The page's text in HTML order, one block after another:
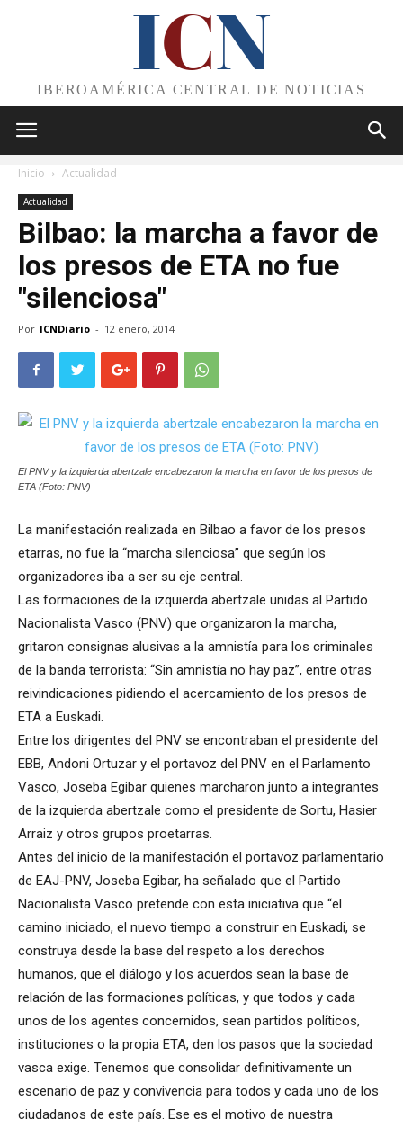
ICN
IBEROAMÉRICA CENTRAL DE NOTICIAS
Inicio Actualidad
Actualidad
Bilbao: la marcha a favor de
los presos de ETA no fue
"silenciosa"
Por ICNDiario - 12 enero, 2014
El PNV y la izquierda abertzale encabezaron la marcha en favor de los presos de
ETA (Foto: PNV)
La manifestación realizada en Bilbao a favor de los presos
etarras, no fue la “marcha silenciosa” que según los
organizadores iba a ser su eje central.
Las formaciones de la izquierda abertzale unidas al Partido
Nacionalista Vasco (PNV) que organizaron la marcha,
gritaron consignas alusivas a la amnistía para los criminales
de la banda terrorista: “Sin amnistía no hay paz”, entre otras
reivindicaciones pidiendo el acercamiento de los presos de
ETA a Euskadi.
Entre los dirigentes del PNV se encontraban el presidente del
EBB, Andoni Ortuzar y el portavoz del PNV en el Parlamento
Vasco, Joseba Egibar quienes marcharon junto a integrantes
de la izquierda abertzale como el presidente de Sortu, Hasier
Arraiz y otros grupos proetarras.
Antes del inicio de la manifestación el portavoz parlamentario
de EAJ-PNV, Joseba Egibar, ha señalado que el Partido
Nacionalista Vasco pretende con esta iniciativa que “el
camino iniciado, el nuevo tiempo a construir en Euskadi, se
construya desde la base del respeto a los derechos
humanos, que el diálogo y los acuerdos sean la base de
relación de las formaciones políticas, y que todos y cada
unos de los agentes concernidos, sean partidos políticos,
instituciones o la propia ETA, den los pasos que la sociedad
vasca exige. Tenemos que consolidar definitivamente un
escenario de paz y convivencia para todos y cada uno de los
ciudadanos de este país. Ese es el motivo de nuestra